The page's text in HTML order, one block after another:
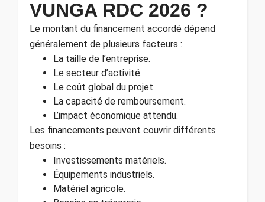
VUNGA RDC 2026 ?
Le montant du financement accordé dépend
généralement de plusieurs facteurs :
La taille de l’entreprise.
Le secteur d’activité.
Le coût global du projet.
La capacité de remboursement.
L’impact économique attendu.
Les financements peuvent couvrir différents
besoins :
Investissements matériels.
Équipements industriels.
Matériel agricole.